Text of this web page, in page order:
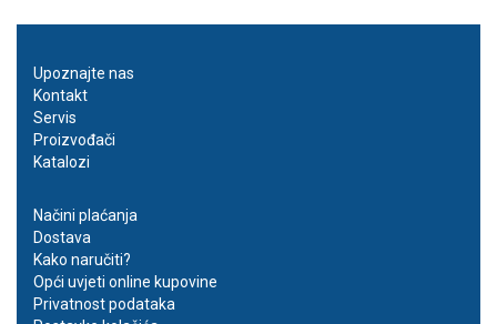
Upoznajte nas
Kontakt
Servis
Proizvođači
Katalozi
Načini plaćanja
Dostava
Kako naručiti?
Opći uvjeti online kupovine
Privatnost podataka